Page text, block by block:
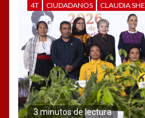
4T CIUDADANOS CLAUDIA
3 minutos de lectura